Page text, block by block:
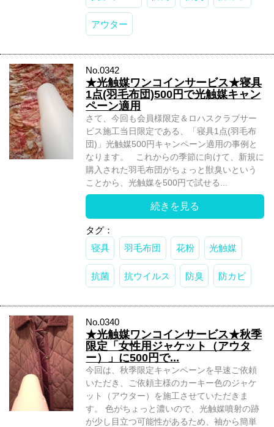
アウター
No.0342
★光触媒ワンコインサービス★寝具
1点(羽毛布団)500円で光触媒キャン
ペーン適用
さて、今回も会員様限定＆ロハスクラブサー
ビス施工当日限定である、「寝具1点(羽毛布
団)」光触媒500円キャンペーン適用の事例と
なります。 これからの季節に向けて、新規に
購入された羽毛布団がちょっと獣臭いという
ことから、光触媒を500円で試せる...
続きを見る
タグ：
寝具
羽毛布団 花粉 光触媒
抗菌 抗ウイルス 防臭 防カビ
No.0340
★光触媒ワンコインサービス★秋季
限定「女性用ジャケット（アウタ
ー）」に500円で...
今回は、秋季限定キャンペーンを早速ご依頼
いただき、ご依頼主様のカーキー色のジャケ
ット（アウター）を施工させていただきま
す。 色がちょっと濃いので、光触媒噴射の跡
が少し目立つ可能性があるため、袖から簡単